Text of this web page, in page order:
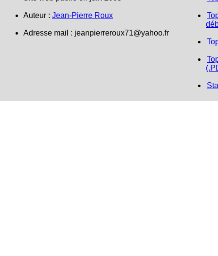
Auteur : Jean-Pierre Roux
Adresse mail : jeanpierreroux71@yahoo.fr